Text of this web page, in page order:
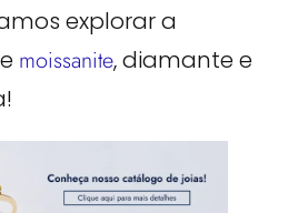
explorar a
moissanite, diamante e